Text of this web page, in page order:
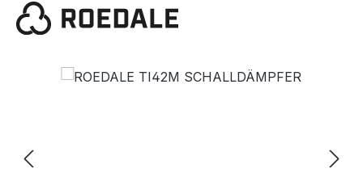
Bildergalerie überspringen